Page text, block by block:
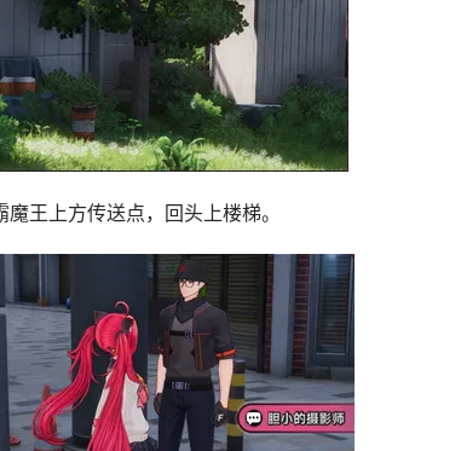
魔王上方传送点，回头上楼梯。